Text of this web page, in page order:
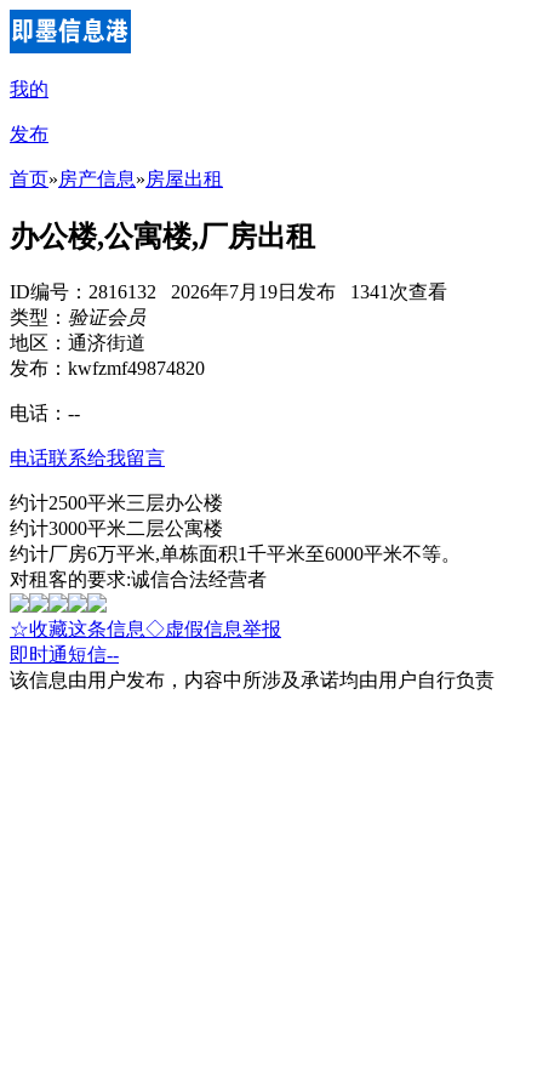
我的
发布
首页»房产信息»房屋出租
办公楼,公寓楼,厂房出租
ID编号：2816132 2026年7月19日发布 1341次查看
类型： 验证会员
地区：通济街道
发布：kwfzmf49874820
电话： --
电话联系给我留言
约计2500平米三层办公楼
约计3000平米二层公寓楼
约计厂房6万平米,单栋面积1千平米至6000平米不等。
对租客的要求:诚信合法经营者
☆收藏这条信息◇虚假信息举报
即时通短信--
该信息由用户发布，内容中所涉及承诺均由用户自行负责